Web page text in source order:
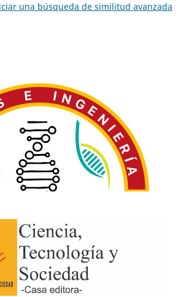
una búsqueda de similitud avanzada